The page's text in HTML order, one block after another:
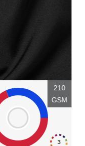
3
210
GSM